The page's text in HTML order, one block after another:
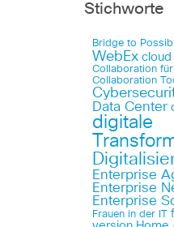
Stichworte
Bridge to
WebEx cloud
Collaboration
Collaboration
Data Center
digitale
Enterprise
Enterprise
Enterprise
Frauen in der IT